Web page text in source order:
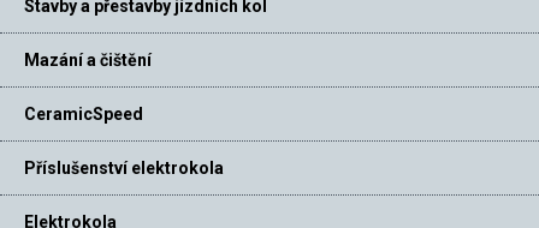
Stavby a přestavby jízdních kol
Mazání a čištění
CeramicSpeed
Příslušenství elektrokola
Elektrokola